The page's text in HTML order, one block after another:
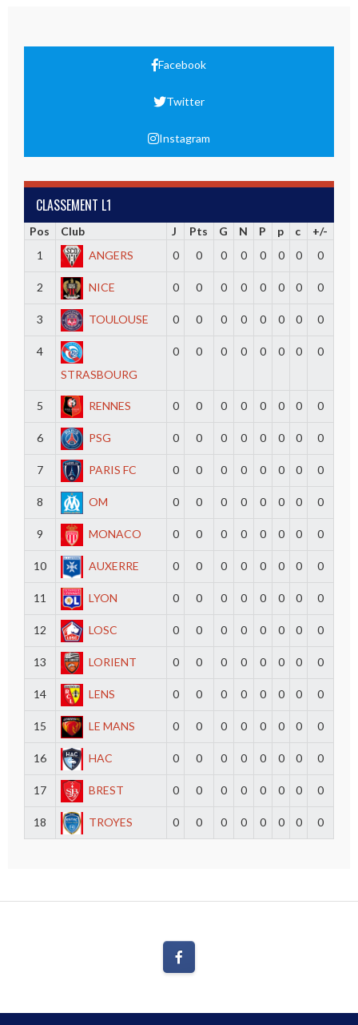
Facebook
Twitter
Instagram
CLASSEMENT L1
Pos Club J Pts G N P p c
+/-
1
ANGERS 0 0 0 0 0 0 0 0
2 NICE 0 0 0 0 0 0 0 0
3 TOULOUSE 0 0 0 0 0 0 0 0
4
STRASBOURG
0 0 0 0 0 0 0 0
5 RENNES 0 0 0 0 0 0 0 0
6 PSG 0 0 0 0 0 0 0 0
7 PARIS FC 0 0 0 0 0 0 0 0
8 OM 0 0 0 0 0 0 0 0
9 MONACO 0 0 0 0 0 0 0 0
10 AUXERRE 0 0 0 0 0 0 0 0
11 LYON 0 0 0 0 0 0 0 0
12 LOSC 0 0 0 0 0 0 0 0
13 LORIENT 0 0 0 0 0 0 0 0
14 LENS 0 0 0 0 0 0 0 0
15 LE MANS 0 0 0 0 0 0 0 0
16 HAC 0 0 0 0 0 0 0 0
17 BREST 0 0 0 0 0 0 0 0
18 TROYES 0 0 0 0 0 0 0 0